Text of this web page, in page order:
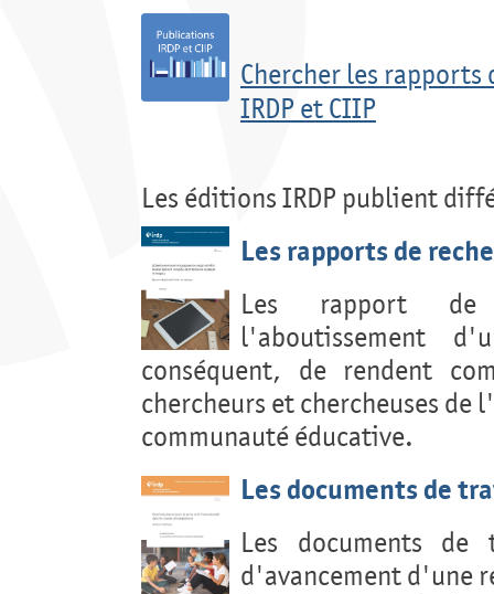
Chercher les
IRDP et CIIP
Les éditions IRDP publient
Les rapports de
Les rapport de
l'aboutissement
conséquent, de rendent
chercheurs et chercheuses
communauté éducative.
Les documents de
Les documents
d'avancement d'une